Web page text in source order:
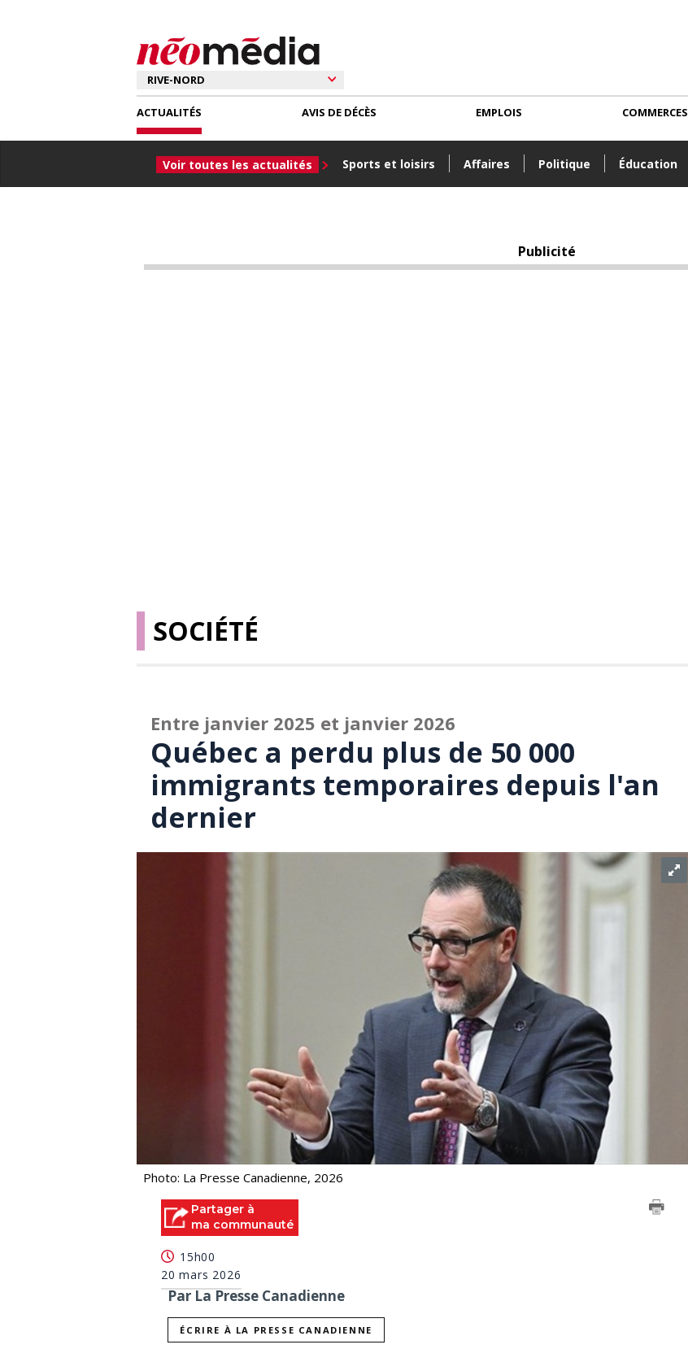
ACTUALITÉS
Voir toutes les actualités Sports et loisirs Affaires Politique Éducation
AVIS DE DÉCÈS EMPLOIS COMMERCES
Publicité
SOCIÉTÉ
Entre janvier 2025 et janvier 2026
Québec a perdu plus de 50 000
immigrants temporaires depuis l'an
dernier
Photo: La Presse Canadienne, 2026
Partager à
ma communauté
15h00
20 mars 2026
Par La Presse Canadienne
ÉCRIRE À LA PRESSE CANADIENNE